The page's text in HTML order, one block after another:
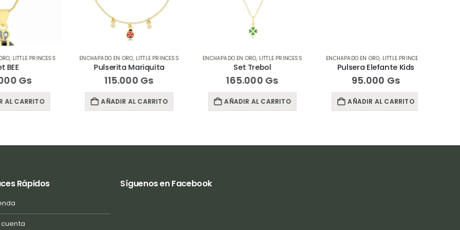
PRINCESS
Gs
CARRITO
ENCHAPADO EN ORO, LITTLE PRINCESS
Pulserita Mariquita
115.000Gs
AÑADIR AL CARRITO
ENCHAPADO EN ORO, LITTLE PRINCESS
Set Trebol
165.000Gs
AÑADIR AL CARRITO
ENCHAPADO EN ORO, LITTLE PRINCESS
Pulsera Elefante Kids
95.000Gs
AÑADIR AL CARRITO
Rápidos
cuenta
Síguenos en Facebook